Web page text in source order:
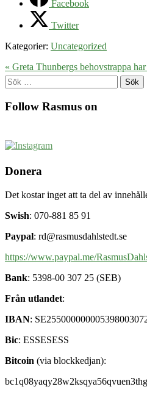
Facebook
Twitter
Kategorier: Uncategorized
« Greta Thunbergs behovstrappa
Sök
efter:
Follow Rasmus on
Donera
Det kostar inget att ta del av
Swish: 070-881 85 91
Paypal: rd@rasmusdahlstedt.se
https://www.paypal.me/
Bank: 5398-00 307 25 (SEB)
Från utlandet:
IBAN:
Bic: ESSESESS
Bitcoin (via blockkedjan):